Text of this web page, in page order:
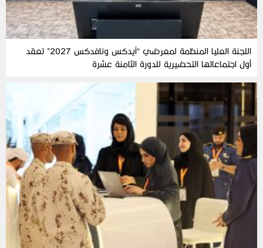
اللجنة العليا المنظمة لمعرضي “آيدكس ونافدكس 2027” تعقد
أول اجتماعاتها التحضيرية للدورة الثامنة عشرة